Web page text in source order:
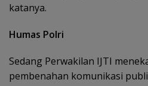
katanya.
Humas Polri
Sedang Perwakilan IJTI
pembenahan komunikasi